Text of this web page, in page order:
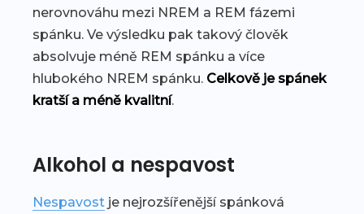
nerovnováhu mezi NREM a REM fázemi
spánku. Ve výsledku pak takový člověk
absolvuje méně REM spánku a více
hlubokého NREM spánku. Celkově je spánek
kratší a méně kvalitní.
Alkohol a nespavost
Nespavost je nejrozšířenější spánková